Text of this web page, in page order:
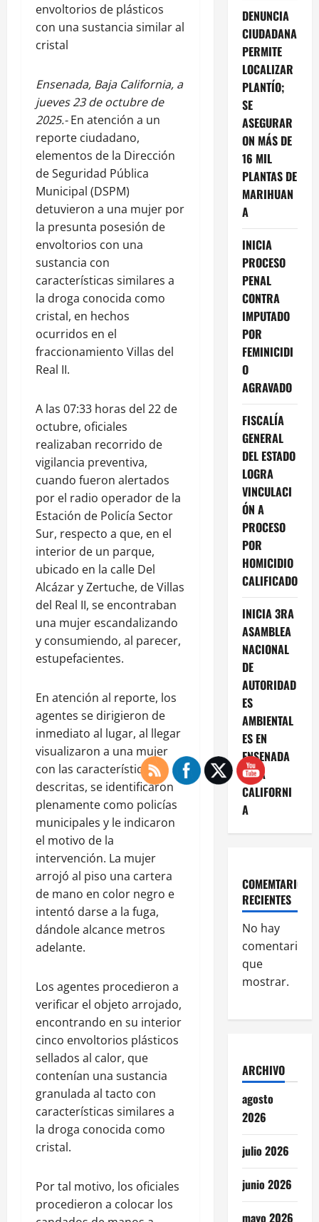
envoltorios de plásticos
con una sustancia similar al
cristal
Ensenada, Baja California, a
jueves 23 de octubre de
2025.-En atención a un
reporte ciudadano,
elementos de la Dirección
de Seguridad Pública
Municipal (DSPM)
detuvieron a una mujer por
la presunta posesión de
envoltorios con una
sustancia con
características similares a
la droga conocida como
cristal, en hechos
ocurridos en el
fraccionamiento Villas del
Real II.
A las 07:33 horas del 22 de
octubre, oficiales
realizaban recorrido de
vigilancia preventiva,
cuando fueron alertados
por el radio operador de la
Estación de Policía Sector
Sur, respecto a que, en el
interior de un parque,
ubicado en la calle Del
Alcázar y Zertuche, de Villas
del Real II, se encontraban
una mujer escandalizando
y consumiendo, al parecer,
estupefacientes.
En atención al reporte, los
agentes se dirigieron de
inmediato al lugar, al llegar
visualizaron a una mujer
con las características
descritas, se identificaron
plenamente como policías
municipales y le indicaron
el motivo de la
intervención. La mujer
arrojó al piso una cartera
de mano en color negro e
intentó darse a la fuga,
dándole alcance metros
adelante.
Los agentes procedieron a
verificar el objeto arrojado,
encontrando en su interior
cinco envoltorios plásticos
sellados al calor, que
contenían una sustancia
granulada al tacto con
características similares a
la droga conocida como
cristal.
Por tal motivo, los oficiales
procedieron a colocar los
DENUNCIA
CIUDADANA
PERMITE
LOCALIZAR
PLANTÍO;
SE
ASEGURAR
ON MÁS DE
16 MIL
PLANTAS DE
MARIHUAN
A
INICIA
PROCESO
PENAL
CONTRA
IMPUTADO
POR
FEMINICIDI
O
AGRAVADO
FISCALÍA
GENERAL
DEL ESTADO
LOGRA
VINCULACI
ÓN A
PROCESO
POR
HOMICIDIO
CALIFICADO
INICIA 3RA
ASAMBLEA
NACIONAL
DE
AUTORIDAD
ES
AMBIENTAL
ES EN
ENSENADA
BAJA
CALIFORNI
A
COMEMTARIOS
RECIENTES
No hay
comentarios
que
mostrar.
ARCHIVO
agosto
2026
julio 2026
junio 2026
mayo 2026